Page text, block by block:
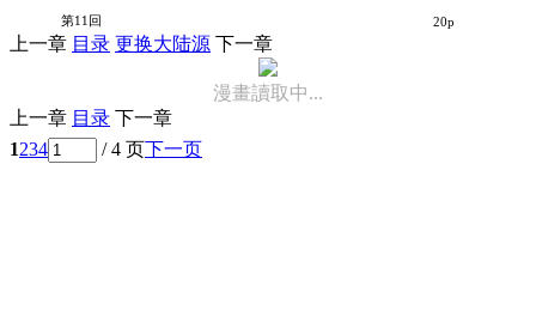
第11回 20p
上一章 目录 更换大陆源 下一章
漫畫讀取中...
上一章 目录 下一章
1234 / 4 页下一页